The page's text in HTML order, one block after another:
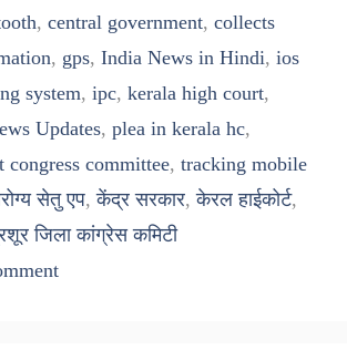
, central government, collects
, gps, India News in Hindi, ios
system, ipc, kerala high court,
Updates, plea in kerala hc,
committee, tracking mobile
सेतु एप,केंद्र सरकार,केरल हाईकोर्ट,
जिला कांग्रेस कमिटी